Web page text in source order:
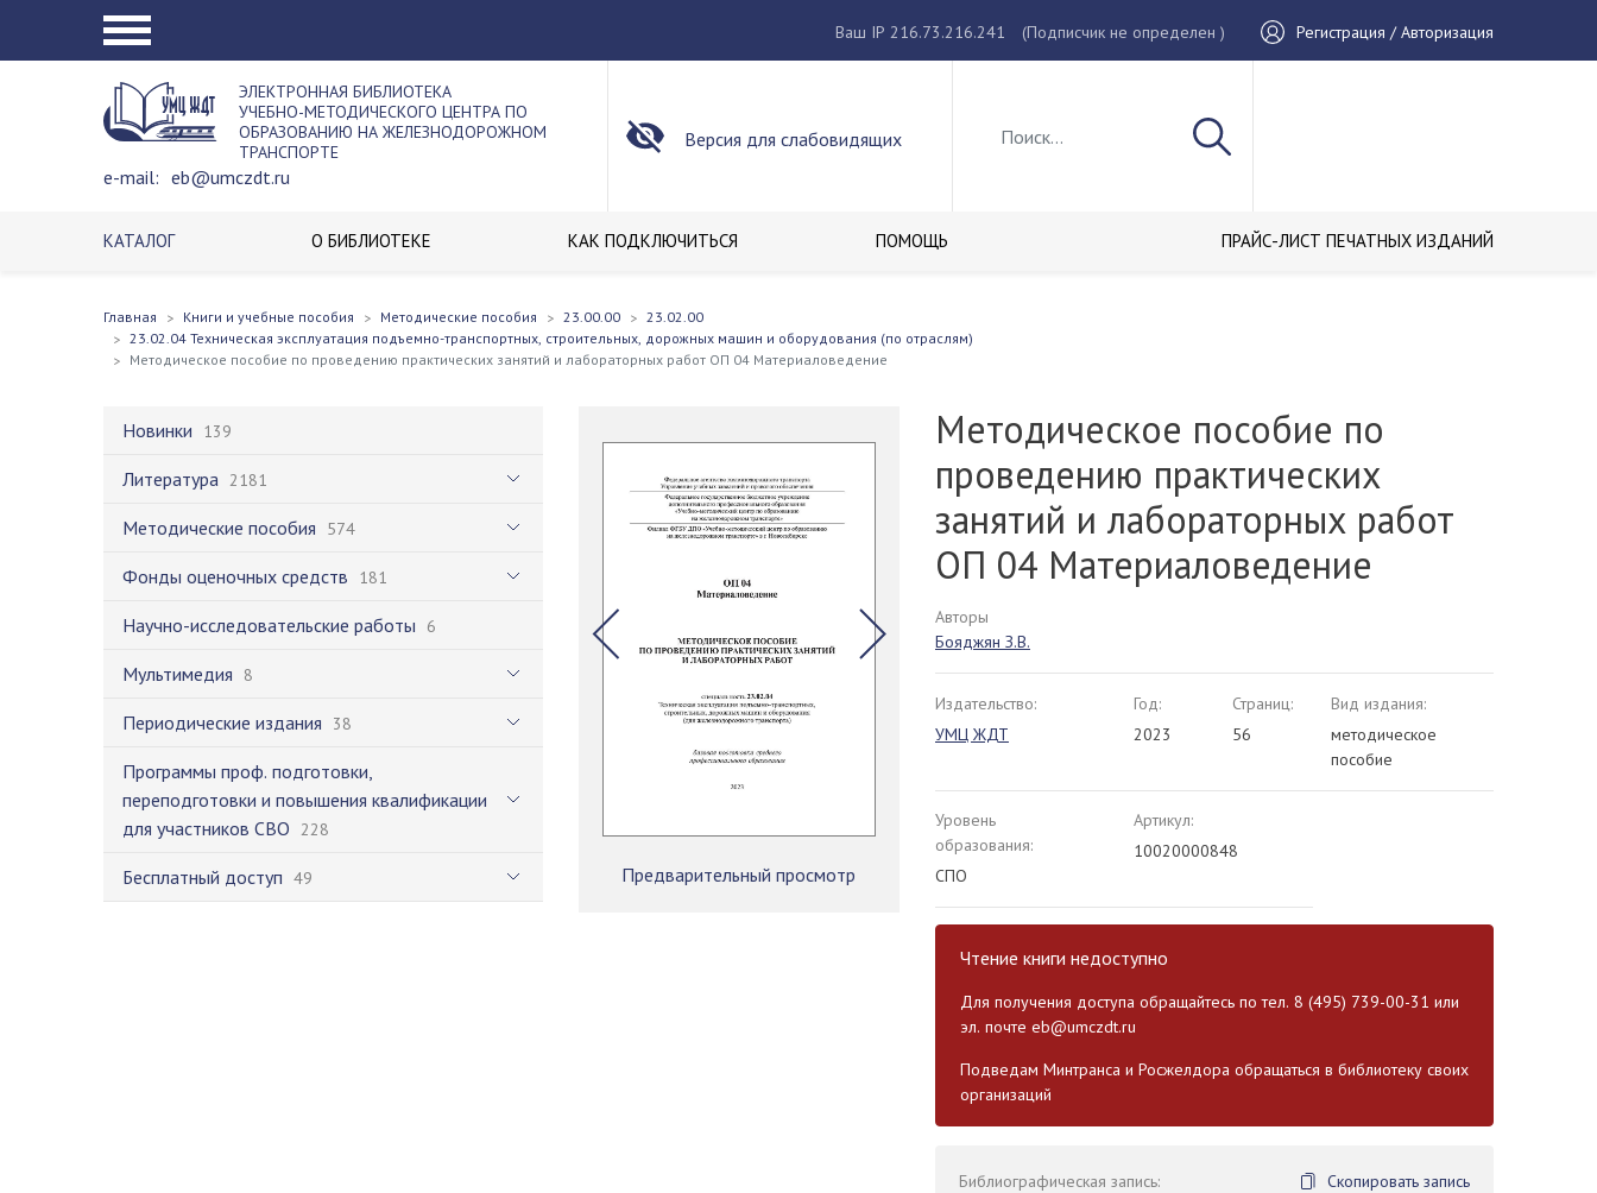
Ваш IP 216.73.216.241 (Подписчик не определен ) Регистрация / Авторизация
ЭЛЕКТРОННАЯ БИБЛИОТЕКА
УЧЕБНО-МЕТОДИЧЕСКОГО ЦЕНТРА ПО
ОБРАЗОВАНИЮ НА ЖЕЛЕЗНОДОРОЖНОМ
ТРАНСПОРТЕ
e-mail: eb@umczdt.ru
Версия для слабовидящих
КАТАЛОГ О БИБЛИОТЕКЕ КАК ПОДКЛЮЧИТЬСЯ ПОМОЩЬ ПРАЙС-ЛИСТ ПЕЧАТНЫХ ИЗДАНИЙ
Главная Книги и учебные пособия Методические пособия 23.00.00
23.02.00
23.02.04 Техническая эксплуатация подъемно-транспортных, строительных, дорожных машин и оборудования (по отраслям)
Методическое пособие по проведению практических занятий и лабораторных работ ОП 04 Материаловедение
Новинки 139
Литература 2181
Методические пособия 574
Фонды оценочных средств 181
Научно-исследовательские работы 6
Мультимедия 8
Периодические издания 38
Программы проф. подготовки,
переподготовки и повышения квалификации
для участников СВО 228
Бесплатный доступ 49 Предварительный просмотр
Методическое пособие по
проведению практических
занятий и лабораторных работ
ОП 04 Материаловедение
Авторы
Бояджян З.В.
Издательство:
УМЦ ЖДТ
Год:
2023
Страниц:
56
Вид издания:
методическое
пособие
Уровень
образования:
СПО
Артикул:
10020000848
Чтение книги недоступно
Для получения доступа обращайтесь по тел. 8 (495) 739-00-31 или
эл. почте eb@umczdt.ru
Подведам Минтранса и Росжелдора обращаться в библиотеку своих
организаций
Библиографическая запись:
Скопировать запись